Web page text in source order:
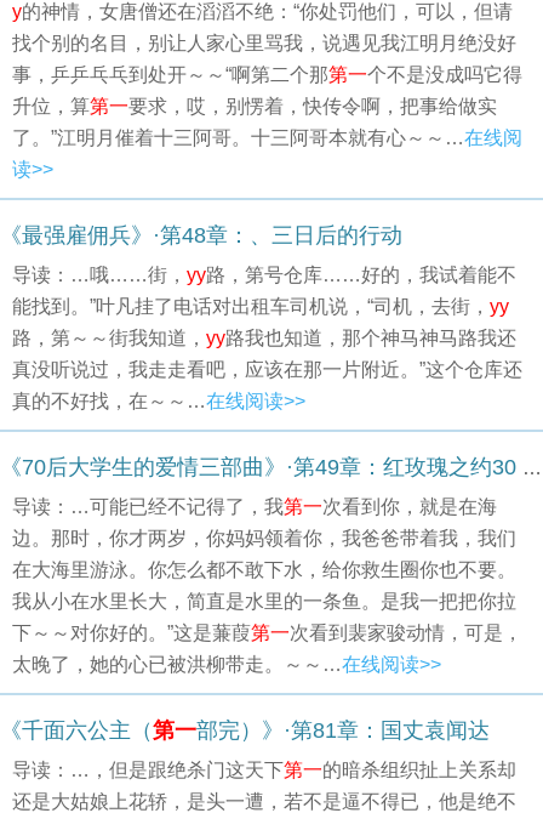
y的神情，女唐僧还在滔滔不绝：“你处罚他们，可以，但请
找个别的名目，别让人家心里骂我，说遇见我江明月绝没好
事，乒乒乓乓到处开～～“啊第二个那第一个不是没成吗它得
升位，算第一要求，哎，别愣着，快传令啊，把事给做实
了。”江明月催着十三阿哥。十三阿哥本就有心～～…在线阅
读>>
《最强雇佣兵》·第48章：、三日后的行动
导读：…哦……街， yy路，第号仓库……好的，我试着能不
能找到。”叶凡挂了电话对出租车司机说，“司机，去街， yy
路，第～～街我知道， yy路我也知道，那个神马神马路我还
真没听说过，我走走看吧，应该在那一片附近。”这个仓库还
真的不好找，在～～…在线阅读>>
《70后大学生的爱情三部曲》·第49章：红玫瑰之约30 冷冷的婚纱照
导读：…可能已经不记得了，我第一次看到你，就是在海
边。那时，你才两岁，你妈妈领着你，我爸爸带着我，我们
在大海里游泳。你怎么都不敢下水，给你救生圈你也不要。
我从小在水里长大，简直是水里的一条鱼。是我一把把你拉
下～～对你好的。”这是蒹葭第一次看到裴家骏动情，可是，
太晚了，她的心已被洪柳带走。～～…在线阅读>>
《千面六公主（第一部完）》·第81章：国丈袁闻达
导读：…，但是跟绝杀门这天下第一的暗杀组织扯上关系却
还是大姑娘上花轿，是头一遭，若不是逼不得已，他是绝不